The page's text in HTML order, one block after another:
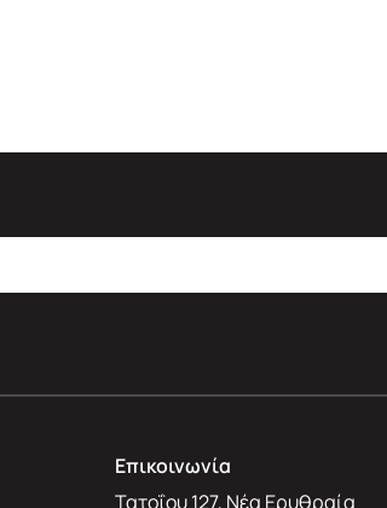
Επικοινωνία
Τατοΐου 127, Νέα Ερυθραία